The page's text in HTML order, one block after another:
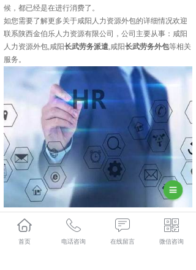
候，都已经是在进行消费了。
如您需要了解更多关于咸阳人力资源外包的详细情况欢迎
联系陕西金伯乐人力资源有限公司，公司主要从事：咸阳
人力资源外包,咸阳长武劳务派遣,咸阳长武劳务外包等相关
服务。
长武人力资源外包多少钱？长武劳务派遣报价？长武劳务
外包好不好？陕西金伯乐人力资源有限公司专业长武人力
首页 电话咨询 在线留言 微信咨询